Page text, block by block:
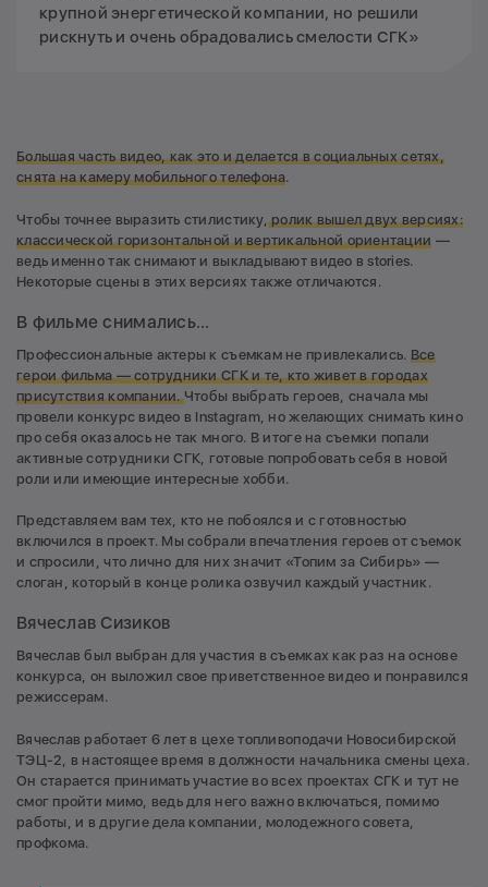
крупной энергетической компании, но решили
рискнуть и очень обрадовались смелости СГК»
Большая часть видео, как это и делается в социальных сетях,
снята на камеру мобильного телефона.
Чтобы точнее выразить стилистику, ролик вышел двух версиях:
классической горизонтальной и вертикальной ориентации —
ведь именно так снимают и выкладывают видео в stories.
Некоторые сцены в этих версиях также отличаются.
В фильме снимались...
Профессиональные актеры к съемкам не привлекались. Все
герои фильма — сотрудники СГК и те, кто живет в городах
присутствия компании.Чтобы выбрать героев, сначала мы
провели конкурс видео в Instagram, но желающих снимать кино
про себя оказалось не так много. В итоге на съемки попали
активные сотрудники СГК, готовые попробовать себя в новой
роли или имеющие интересные хобби.
Представляем вам тех, кто не побоялся и с готовностью
включился в проект. Мы собрали впечатления героев от съемок
и спросили, что лично для них значит «Топим за Сибирь» —
слоган, который в конце ролика озвучил каждый участник.
Вячеслав Сизиков
Вячеслав был выбран для участия в съемках как раз на основе
конкурса, он выложил свое приветственное видео и понравился
режиссерам.
Вячеслав работает 6 лет в цехе топливоподачи Новосибирской
ТЭЦ-2, в настоящее время в должности начальника смены цеха.
Он старается принимать участие во всех проектах СГК и тут не
смог пройти мимо, ведь для него важно включаться, помимо
работы, и в другие дела компании, молодежного совета,
профкома.